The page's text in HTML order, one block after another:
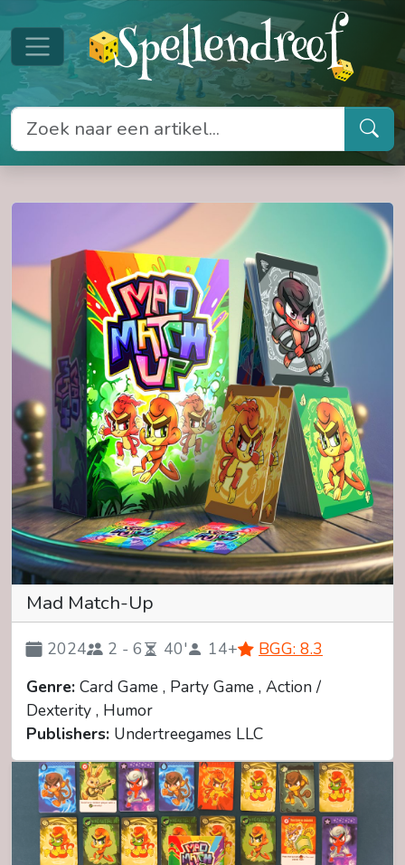
Mad Match-Up
2024 2 - 6 40' 14+
BGG: 8.3
Genre: Card Game , Party Game , Action /
Dexterity , Humor
Publishers: Undertreegames LLC